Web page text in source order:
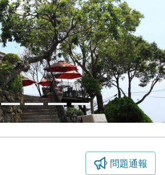
問題通報